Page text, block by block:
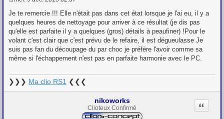
e
s
a
g
e
Je te remercie !!! Elle n'était pas dans cet état lorsque je l'ai eu, il y a
quelques heures de nettoyage pour arriver à ce résultat (je dis pas
qu'elle est parfaite il y a quelques (gros) détails à peaufiner) !Pour le
volant c'est clair que c'est prévu de le refaire, il est dégueulasse Je
suis pas fan du découpage du par choc je préfère l'avoir comme sa
même si l'échappement n'est pas en parfaite harmonie avec le PC.
❯❯❯ Ma clio RS1 ❮❮❮
nikoworks
Clioteux Confirmé Citation